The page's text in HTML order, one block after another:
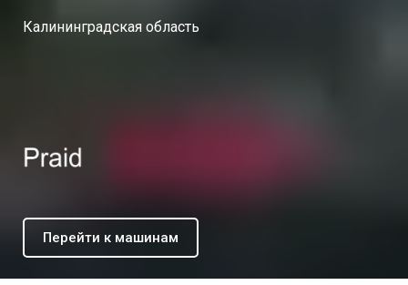
Калининградская область
Перейти к машинам